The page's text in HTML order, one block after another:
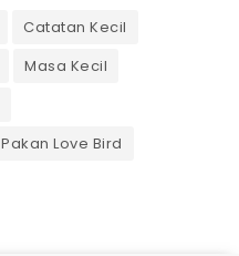
Catatan Kecil
Masa Kecil
Pakan Love Bird